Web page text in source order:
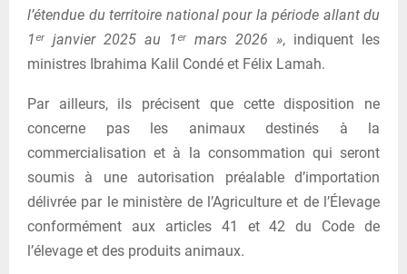
l’étendue du territoire national pour la période allant du
1ᵉʳ janvier 2025 au 1ᵉʳ mars 2026 », indiquent les
ministres Ibrahima Kalil Condé et Félix Lamah.
Par ailleurs, ils précisent que cette disposition ne
concerne pas les animaux destinés à la
commercialisation et à la consommation qui seront
soumis à une autorisation préalable d’importation
délivrée par le ministère de l’Agriculture et de l’Élevage
conformément aux articles 41 et 42 du Code de
l’élevage et des produits animaux.